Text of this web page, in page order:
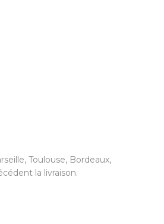
Toulouse, Bordeaux,
la livraison.